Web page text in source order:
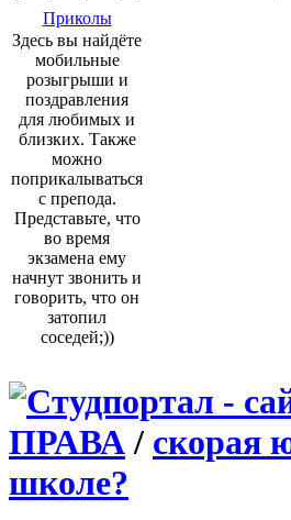
Приколы
Здесь вы найдёте
мобильные
розыгрыши и
поздравления
для любимых и
близких. Также
можно
поприкалываться
с препода.
Представьте, что
во время
экзамена ему
начнут звонить и
говорить, что он
затопил
соседей;))
ПРАВА/ скорая
школе?